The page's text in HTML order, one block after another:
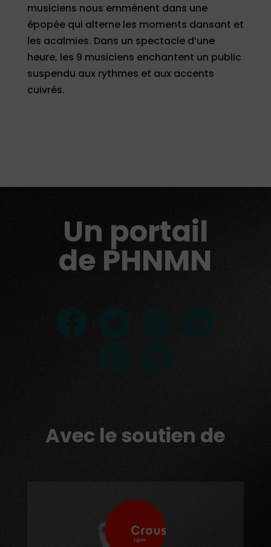
musiciens nous emmènent dans une
épopée qui alterne les moments dansant et
les acalmies. Dans un spectacle d’une
heure, les 9 musiciens enchantent un public
suspendu aux rythmes et aux accents
cuivrés.
Un portail
de PHNMN
Avec le soutien de